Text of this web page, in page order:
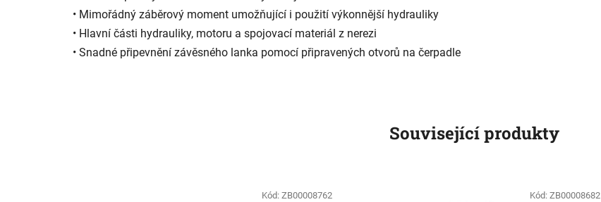
• Mimořádný záběrový moment umožňující i použití výkonnější hydrauliky
• Hlavní části hydrauliky, motoru a spojovací materiál z nerezi
• Snadné připevnění závěsného lanka pomocí připravených otvorů na čerpadle
Související produkty
Kód:ZB00008762 Kód: ZB00008682